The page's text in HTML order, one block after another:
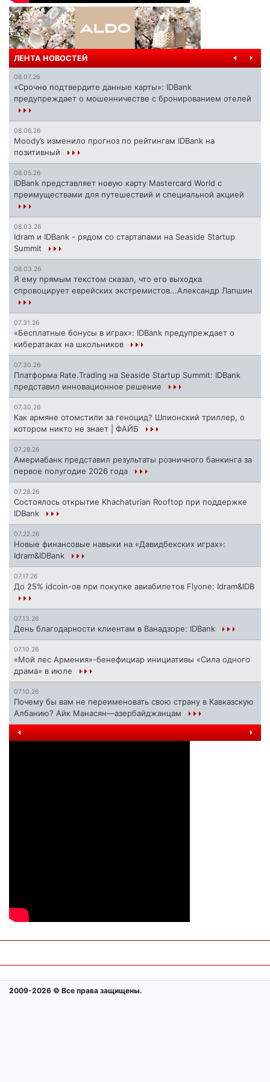
ЛЕНТА НОВОСТЕЙ
08.07.26
«Срочно подтвердите данные карты»: IDBank
предупреждает о мошенничестве с бронированием отелей
08.06.26
Moody’s изменило прогноз по рейтингам IDBank на
позитивный
08.05.26
IDBank представляет новую карту Mastercard World с
преимуществами для путешествий и специальной акцией
08.03.26
Idram и IDBank - рядом со стартапами на Seaside Startup
Summit
08.03.26
Я ему прямым текстом сказал, что его выходка
спровоцирует еврейских экстремистов...Александр Лапшин
07.31.26
«Бесплатные бонусы в играх»: IDBank предупреждает о
кибератаках на школьников
07.30.26
Платформа Rate.Trading на Seaside Startup Summit: IDBank
представил инновационное решение
07.30.26
Как армяне отомстили за геноцид? Шпионский триллер, о
котором никто не знает | ФАЙБ
07.28.26
Америабанк представил результаты розничного банкинга за
первое полугодие 2026 года
07.28.26
Состоялось открытие Khachaturian Rooftop при поддержке
IDBank
07.22.26
Новые финансовые навыки на «Давидбекских играх»:
Idram&IDBank
07.17.26
До 25% idcoin-ов при покупке авиабилетов Flyone: Idram&IDB
07.13.26
День благодарности клиентам в Ванадзоре: IDBank
07.10.26
«Мой лес Армения»-бенефициар инициативы «Сила одного
драма» в июле
07.10.26
Почему бы вам не переименовать свою страну в Кавказскую
Албанию? Айк Манасян—азербайджанцам
2009-2026 © Все права защищены.